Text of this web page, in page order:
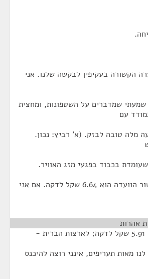
הקשורה בעקיפין לבקשה שלנו. אני
שמדברים על השטפונות, ומחצית
עם
מלה טובה לבזק. (א' רביץ: נכון.
בכבוד בפגעי מזג האוויר.
התעריף המובא לאישור הוועדה הוא 6.64 שקל לדקה. אם אני
אהרות
לנו מאות תעריפים, אינני רוצה להיכנס